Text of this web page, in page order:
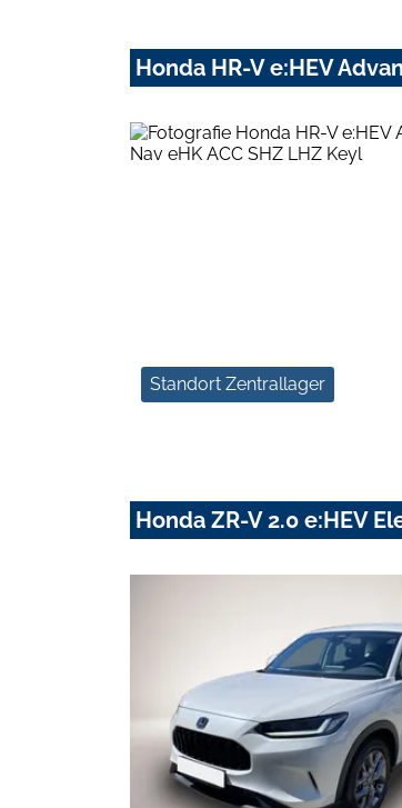
Honda HR-V e:HEV
Standort Zentrallager
Honda ZR-V 2.0 e:HEV